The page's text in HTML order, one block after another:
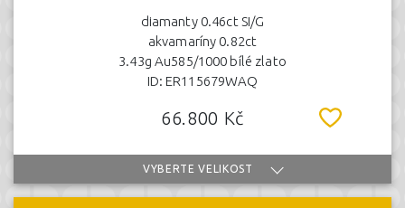
diamanty 0.46ct SI/G
akvamaríny 0.82ct
3.43g Au585/1000 bílé zlato
ID: ER115679WAQ
66.800 Kč
VYBERTE VELIKOST